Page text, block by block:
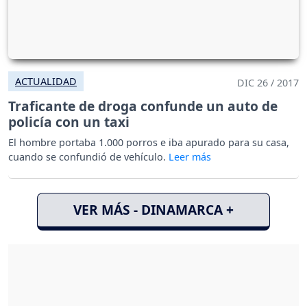
ACTUALIDAD DIC 26 / 2017
Traficante de droga confunde un auto de
policía con un taxi
El hombre portaba 1.000 porros e iba apurado para su casa,
cuando se confundió de vehículo.
VER MÁS - DINAMARCA +